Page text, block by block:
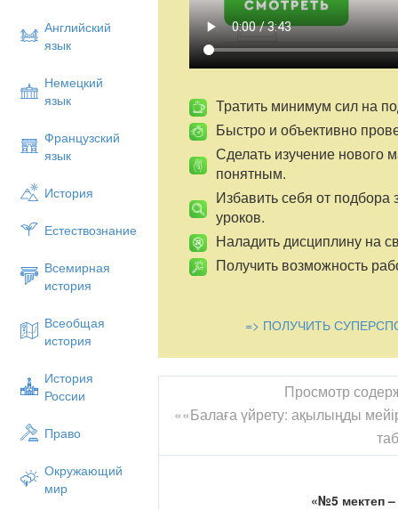
Английский
язык
Немецкий
язык
Французский
язык
История
Естествознание
Всемирная
история
Всеобщая
история
История
России
Право
Окружающий
мир
Тратить минимум сил на
Быстро и объективно
Сделать изучение нового
понятным.
Избавить себя от подбора
уроков.
Наладить дисциплину на
Получить возможность
=> ПОЛУЧИТЬ
Просмотр
««Балаға үйрету: ақылыңды
«№5 мектеп